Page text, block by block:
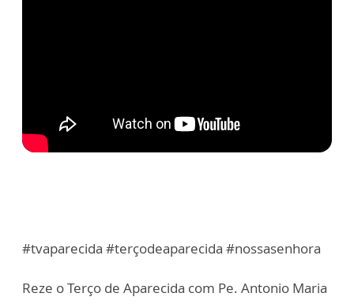
#tvaparecida #terçodeaparecida #nossasenhora
Reze o Terço de Aparecida com Pe. Antonio Maria